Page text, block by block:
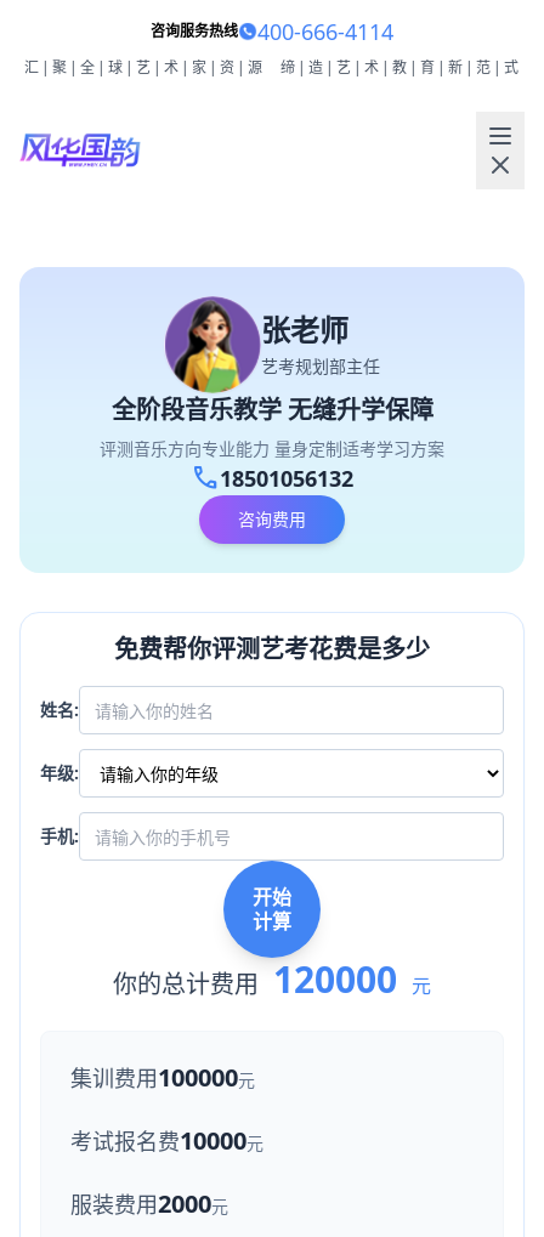
咨询服务热线 400-666-4114
汇|聚|全|球|艺|术|家|资|源 缔|造|艺|术|教|育|新|范|式
张老师
艺考规划部主任
全阶段音乐教学 无缝升学保障
评测音乐方向专业能力 量身定制适考学习方案
call18501056132
咨询费用
免费帮你评测艺考花费是多少
姓名:
年级:
手机:
开始
计算
你的总计费用 120000 元
集训费用100000元
考试报名费10000元
服装费用2000元